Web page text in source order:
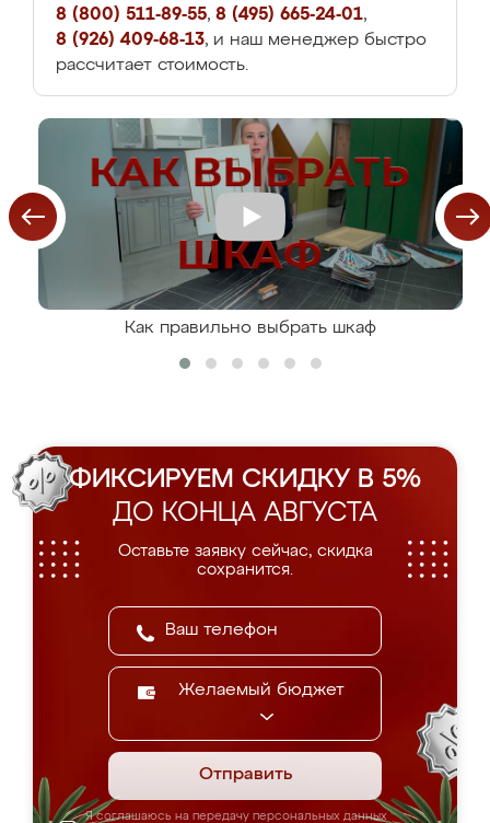
8 (800) 511-89-55, 8 (495) 665-24-01,
8 (926) 409-68-13, и наш менеджер быстро
рассчитает стоимость.
Как правильно выбрать шкаф
ФИКСИРУЕМ СКИДКУ В 5%
ДО КОНЦА АВГУСТА
Оставьте заявку сейчас, скидка
сохранится.
Желаемый бюджет
Отправить
Я соглашаюсь на передачу персональных данных